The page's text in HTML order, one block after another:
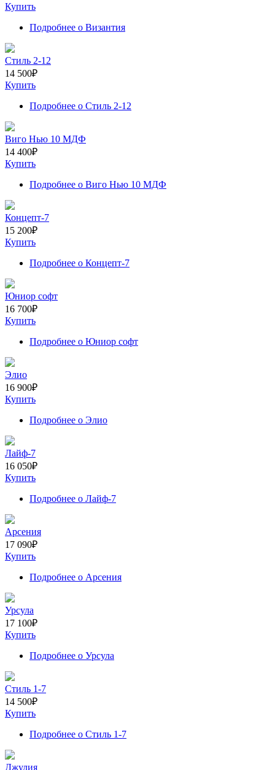
Купить
Подробнее о Византия
Стиль 2-12
14 500₽
Купить
Подробнее о Стиль 2-12
Виго Нью 10 МДФ
14 400₽
Купить
Подробнее о Виго Нью 10 МДФ
Концепт-7
15 200₽
Купить
Подробнее о Концепт-7
Юниор софт
16 700₽
Купить
Подробнее о Юниор софт
Элио
16 900₽
Купить
Подробнее о Элио
Лайф-7
16 050₽
Купить
Подробнее о Лайф-7
Арсения
17 090₽
Купить
Подробнее о Арсения
Урсула
17 100₽
Купить
Подробнее о Урсула
Стиль 1-7
14 500₽
Купить
Подробнее о Стиль 1-7
Джулия